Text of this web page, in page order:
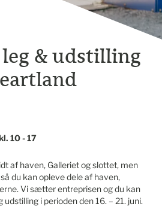
leg & udstilling
10 - 17
af haven, Galleriet og slottet, men
du kan opleve dele af haven,
Vi sætter entreprisen og du kan
i perioden den 16. – 21. juni.